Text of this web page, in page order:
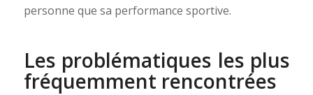
personne que sa performance sportive.
Les problématiques les plus
fréquemment rencontrées